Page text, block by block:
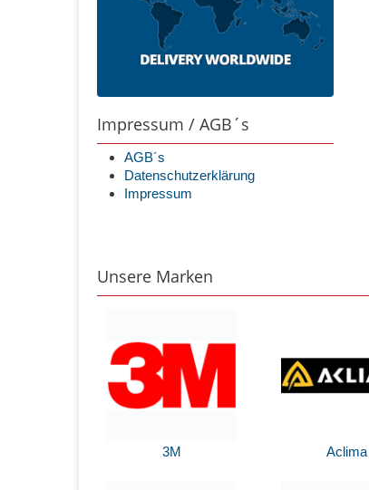
Impressum / AGB´s
AGB´s
Datenschutzerklärung
Impressum
Unsere Marken
3M Aclima